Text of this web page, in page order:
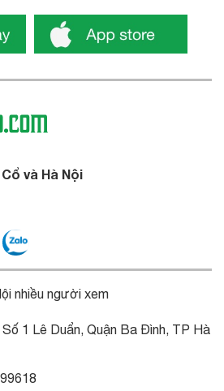
và Hà Nội
nhiều người xem
1 Lê Duẩn, Quận Ba Đình, TP Hà